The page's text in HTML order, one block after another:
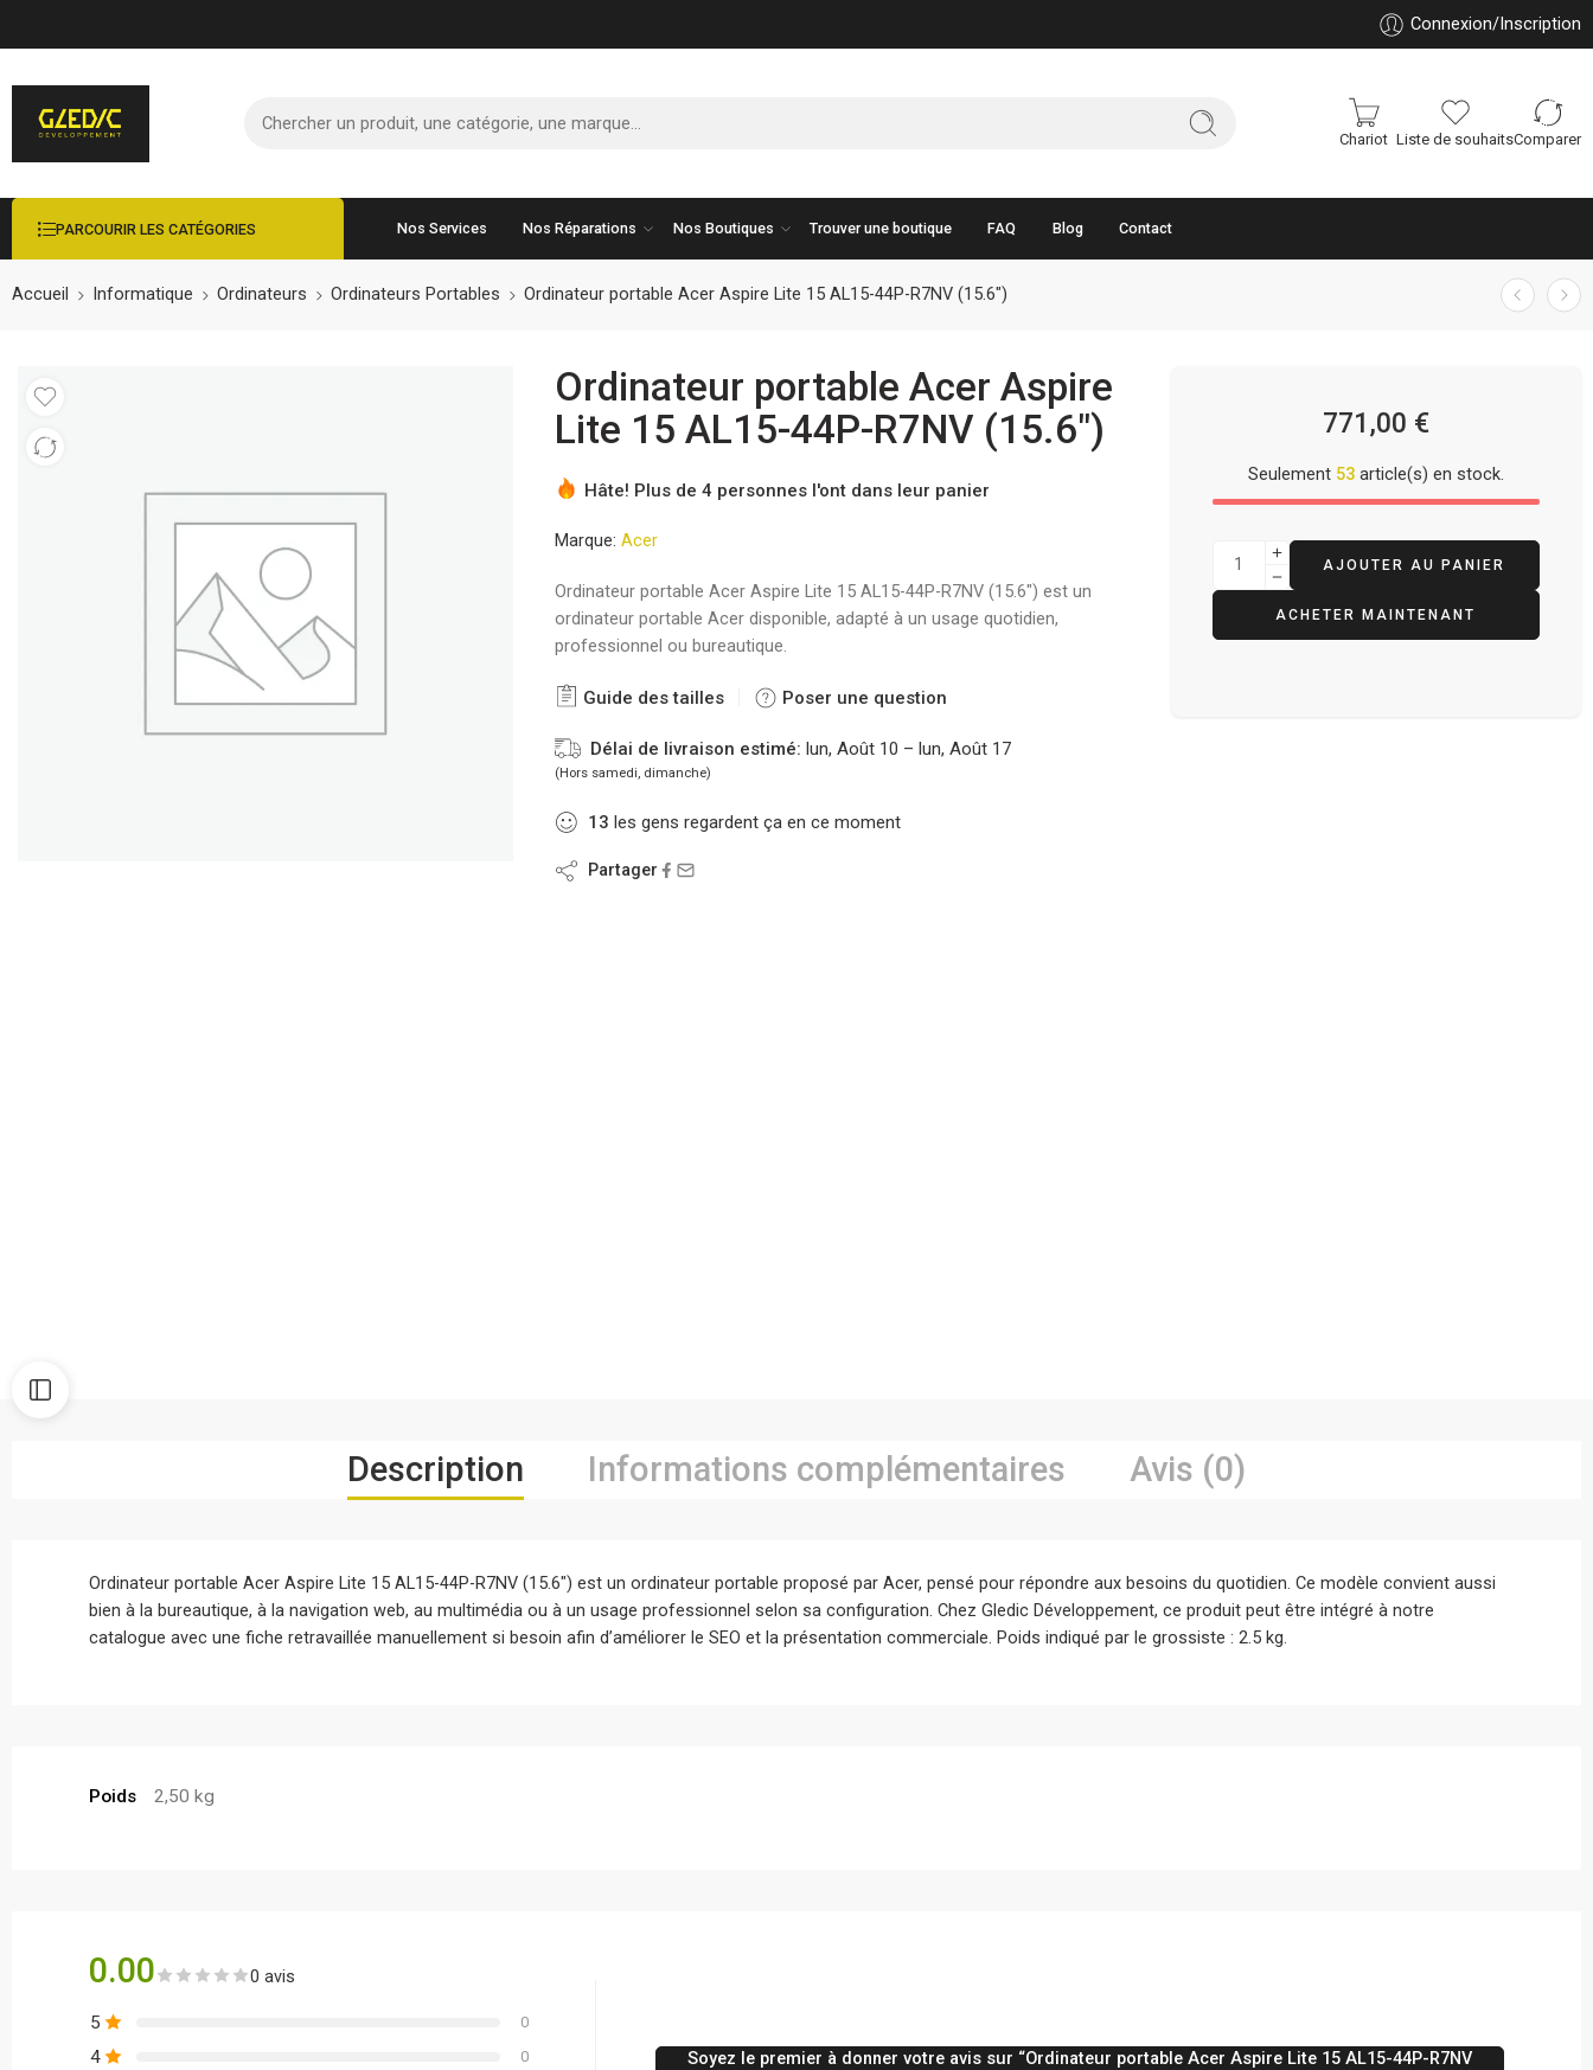
Connexion/Inscription
Chariot Liste de souhaitsComparer
PARCOURIR LES CATÉGORIES Nos Services Nos Réparations Nos Boutiques Trouver une boutique FAQ Blog Contact
Accueil Informatique Ordinateurs Ordinateurs Portables Ordinateur portable Acer Aspire Lite 15 AL15-44P-R7NV (15.6″)
Ordinateur portable Acer Aspire
Lite 15 AL15-44P-R7NV (15.6″)
Hâte! Plus de 4 personnes l'ont dans leur panier
Marque: Acer
Ordinateur portable Acer Aspire Lite 15 AL15-44P-R7NV (15.6″) est un
ordinateur portable Acer disponible, adapté à un usage quotidien,
professionnel ou bureautique.
Guide des tailles Poser une question
Délai de livraison estimé: lun, Août 10 – lun, Août 17
(Hors samedi, dimanche)
13 les gens regardent ça en ce moment
Partager
771,00 €
Seulement 53article(s) en stock.
AJOUTER AU PANIER
ACHETER MAINTENANT
Description Informations complémentaires Avis (0)
Ordinateur portable Acer Aspire Lite 15 AL15-44P-R7NV (15.6″) est un ordinateur portable proposé par Acer, pensé pour répondre aux besoins du quotidien. Ce modèle convient aussi
bien à la bureautique, à la navigation web, au multimédia ou à un usage professionnel selon sa configuration. Chez Gledic Développement, ce produit peut être intégré à notre
catalogue avec une fiche retravaillée manuellement si besoin afin d’améliorer le SEO et la présentation commerciale. Poids indiqué par le grossiste : 2.5 kg.
Poids 2,50 kg
0.00 0 avis
5 0
4 0
Soyez le premier à donner votre avis sur “Ordinateur portable Acer Aspire Lite 15 AL15-44P-R7NV